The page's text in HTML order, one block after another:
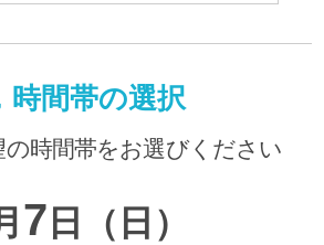
時間帯の選択
の時間帯をお選びください
7 日（日）